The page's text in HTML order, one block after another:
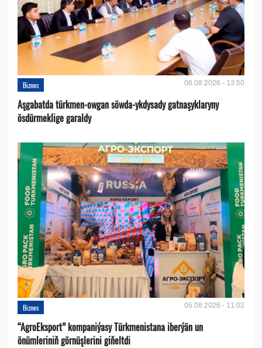
Biznes 06.08.2026 - 13:50
Aşgabatda türkmen-owgan söwda-ykdysady gatnaşyklaryny
ösdürmeklige garaldy
Biznes 05.08.2026 - 11:02
“AgroEksport” kompaniýasy Türkmenistana iberýän un
önümleriniň görnüşlerini giňeltdi